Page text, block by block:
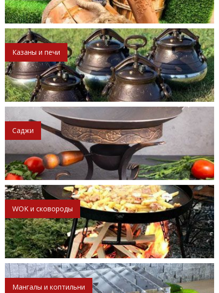
Казаны и печи
Саджи
WOK и сковороды
Мангалы и коптильни